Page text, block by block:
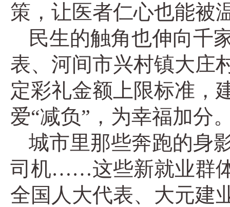
策，让医者仁心也能被
民生的触角也伸向千
表、河间市兴村镇大庄
定彩礼金额上限标准，
爱“减负”，为幸福加分
城市里那些奔跑的身
司机……这些新就业群
全国人大代表、大元建